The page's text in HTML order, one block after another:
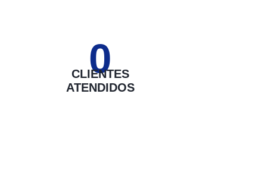
0
CLIENTES
ATENDIDOS